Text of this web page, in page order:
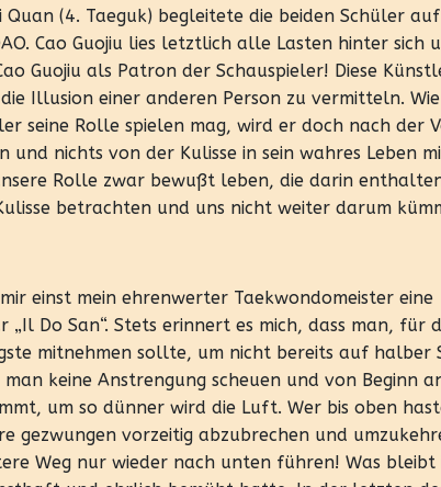
(4. Taeguk) begleitete die beiden Schüler
Cao Guojiu lies letztlich alle Lasten hinter sich
Guojiu als Patron der Schauspieler! Diese
Illusion einer anderen Person zu vermitteln. Wie
seine Rolle spielen mag, wird er doch nach der
und nichts von der Kulisse in sein wahres Leben
Rolle zwar bewußt leben, die darin
betrachten und uns nicht weiter darum
einst mein ehrenwerter Taekwondomeister eine
Do San“. Stets erinnert es mich, dass man, für
mitnehmen sollte, um nicht bereits auf halber
keine Anstrengung scheuen und von Beginn
um so dünner wird die Luft. Wer bis oben
vorzeitig abzubrechen und
Weg nur wieder nach unten führen! Was bleibt